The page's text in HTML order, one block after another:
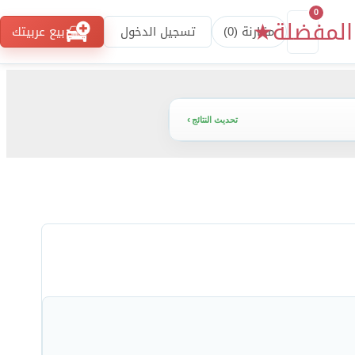
المفضلة
0
★
مقارنة (0
) تسجيل الدخول بيع عربيتك
تحديث النتائج